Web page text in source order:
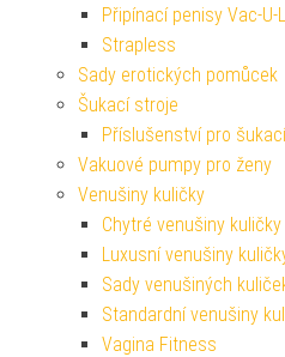
Připínací penisy Vac-U-
Strapless
Sady erotických pomůcek
Šukací stroje
Příslušenství pro
Vakuové pumpy pro ženy
Venušiny kuličky
Chytré venušiny kuličky
Luxusní venušiny
Sady venušiných
Standardní venušiny
Vagina Fitness